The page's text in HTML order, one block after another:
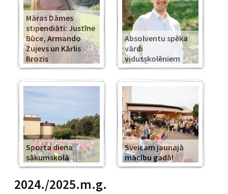
Māras Dāmes
stipendiāti: Justīne
Būce, Armando
Zujevs un Kārlis
Brozis
Absolventu spēka
vārdi
vidusskolēniem
Sporta diena
sākumskolā
Sveicam jaunajā
mācību gadā!
2024./2025.m.g.